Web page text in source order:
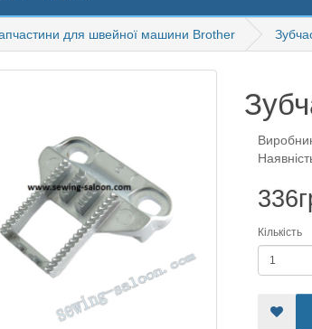
для швейної машини Brother
Кількість